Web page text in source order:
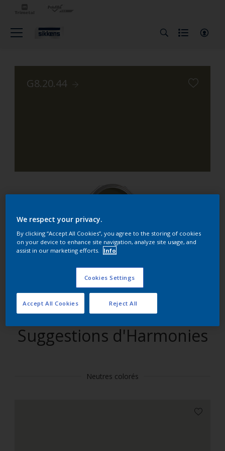
G8.20.44
Trouver des produits dans cette couleur
Allons-y
Suggestions d'Harmonies
Neutres colorés
We respect your privacy.
By clicking “Accept All Cookies”, you agree to the storing of cookies
on your device to enhance site navigation, analyze site usage, and
assist in our marketing efforts.
Info
Cookies Settings
Reject All
Accept All Cookies